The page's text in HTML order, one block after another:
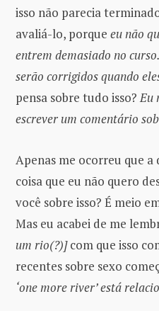
isso não parecia
avaliá-lo, porque eu não
entrem demasiado no curso.
serão corrigidos quando
pensa sobre tudo isso?Eu
escrever um comentário
Apenas me ocorreu que
coisa que eu não quero
você sobre isso? É meio
Mas eu acabei de me
um rio(?)]com que isso
recentes sobre sexo
‘one more river’ está